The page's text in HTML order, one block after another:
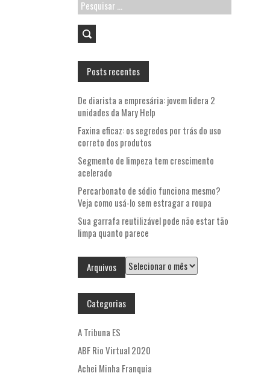
Pesquisar
por:
Posts recentes
De diarista a empresária: jovem lidera 2
unidades da Mary Help
Faxina eficaz: os segredos por trás do uso
correto dos produtos
Segmento de limpeza tem crescimento
acelerado
Percarbonato de sódio funciona mesmo?
Veja como usá-lo sem estragar a roupa
Sua garrafa reutilizável pode não estar tão
limpa quanto parece
Arquivos Arquivos
Categorias
A Tribuna ES
ABF Rio Virtual 2020
Achei Minha Franquia